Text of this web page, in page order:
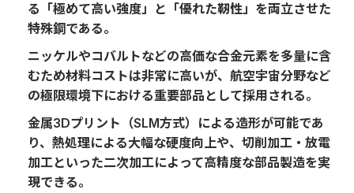
る「極めて高い強度」と「優れた靭性」を両立させた
特殊鋼である。
ニッケルやコバルトなどの高価な合金元素を多量に含
むため材料コストは非常に高いが、航空宇宙分野など
の極限環境下における重要部品として採用される。
金属3Dプリント（SLM方式）による造形が可能であ
り、熱処理による大幅な硬度向上や、切削加工・放電
加工といった二次加工によって高精度な部品製造を実
現できる。